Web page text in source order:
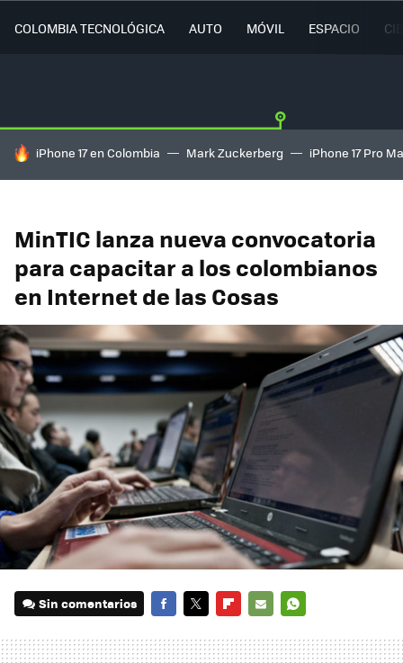
COLOMBIA TECNOLÓGICA AUTO MÓVIL ESPACIO
HOY SE HABLA DE
iPhone 17 en Colombia Mark Zuckerberg iPhone 17 Pro
MinTIC lanza nueva convocatoria
para capacitar a los colombianos
en Internet de las Cosas
Sin comentarios
MAIL